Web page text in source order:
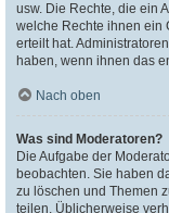
usw. Die Rechte, die ein
welche Rechte ihnen ein
erteilt hat.
haben, wenn ihnen das
Nach oben
Was sind Moderatoren?
Die Aufgabe der
beobachten. Sie haben
zu löschen und Themen
teilen. Üblicherweise